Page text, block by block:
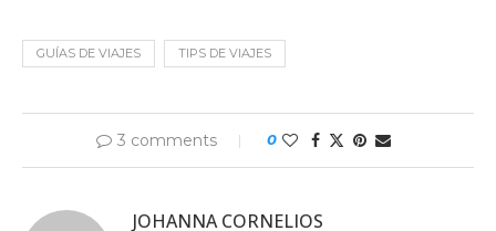
GUÍAS DE VIAJES TIPS DE VIAJES
3 comments 0
JOHANNA CORNELIOS